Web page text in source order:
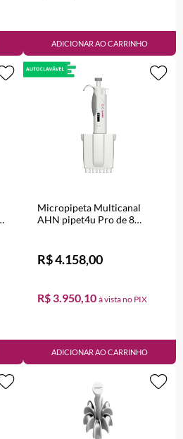
ADICIONAR AO CARRINHO
Micropipeta Multicanal
AHN pipet4u Pro de 8
R$ 3.950,10
R$ 4.158,00
ADICIONAR AO CARRINHO